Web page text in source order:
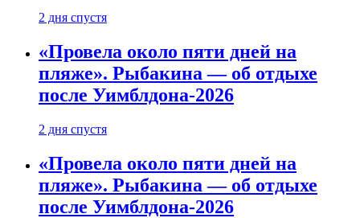
2 дня спустя
«Провела около пяти дней на
пляже». Рыбакина — об отдыхе
после Уимблдона-2026
2 дня спустя
«Провела около пяти дней на
пляже». Рыбакина — об отдыхе
после Уимблдона-2026